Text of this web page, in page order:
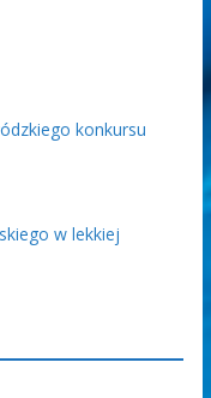
konkursu
w lekkiej